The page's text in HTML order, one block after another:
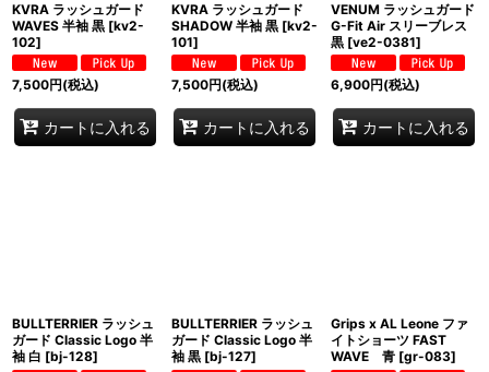
KVRA ラッシュガード
WAVES 半袖 黒 [kv2-
102]
7,500円(税込)
カートに入れる
KVRA ラッシュガード
SHADOW 半袖 黒 [kv2-
101]
7,500円(税込)
カートに入れる
VENUM ラッシュガード
G-Fit Air スリーブレス
黒 [ve2-0381]
6,900円(税込)
カートに入れる
BULLTERRIER ラッシュ
ガード Classic Logo 半
袖 白 [bj-128]
BULLTERRIER ラッシュ
ガード Classic Logo 半
袖 黒 [bj-127]
Grips x AL Leone ファ
イトショーツ FAST
WAVE 青 [gr-083]